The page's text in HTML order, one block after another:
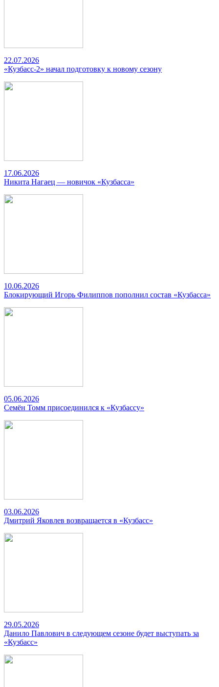
22.07.2026
«Кузбасс-2» начал подготовку к новому сезону
17.06.2026
Никита Нагаец — новичок «Кузбасса»
10.06.2026
Блокирующий Игорь Филиппов пополнил состав «Кузбасса»
05.06.2026
Семён Томм присоединился к «Кузбассу»
03.06.2026
Дмитрий Яковлев возвращается в «Кузбасс»
29.05.2026
Данило Павлович в следующем сезоне будет выступать за
«Кузбасс»